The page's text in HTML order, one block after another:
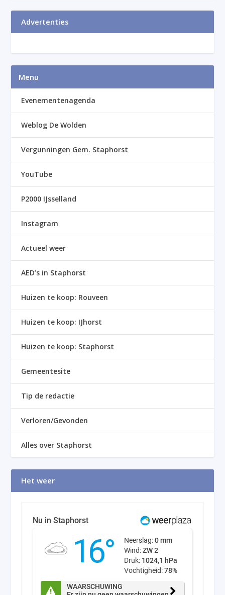
Advertenties
Menu
Evenementenagenda
Weblog De Wolden
Vergunningen Gem. Staphorst
YouTube
P2000 IJsselland
Instagram
Actueel weer
AED’s in Staphorst
Huizen te koop: Rouveen
Huizen te koop: IJhorst
Huizen te koop: Staphorst
Gemeentesite
Tip de redactie
Verloren/Gevonden
Alles over Staphorst
Het weer